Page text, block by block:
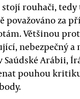
rouhači,
považováno za
Většinou
nebezpečný a
Saúdské Arábii,
pouhou